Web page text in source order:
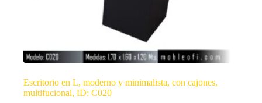
Escritorio en L, moderno y minimalista, con cajones,
multifucional, ID: C020